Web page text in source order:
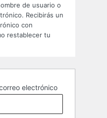
de usuario o
Recibirás un
con
restablecer tu
electrónico